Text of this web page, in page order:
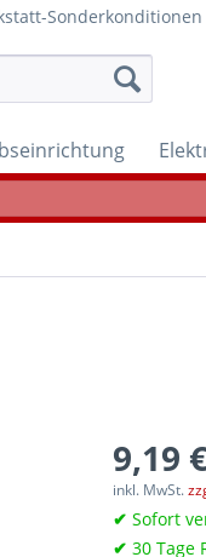
9,19
inkl. MwSt.
✔ Sofort
✔ 30 Tage